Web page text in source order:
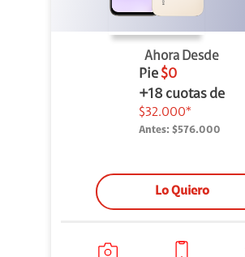
Ahora Desde
Pie $0
+18 cuotas de
$32.000*
Antes: $576.000
Lo Quiero